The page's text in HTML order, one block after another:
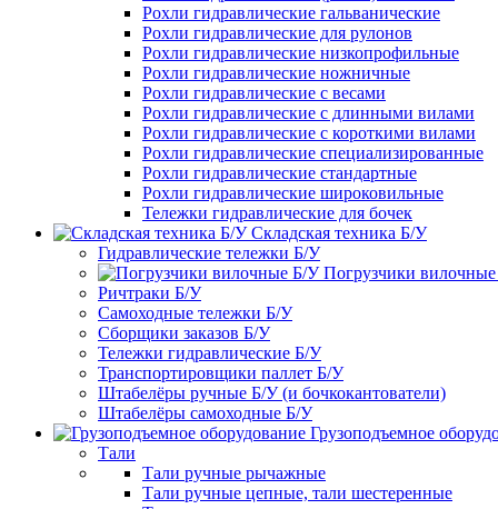
Рохли гидравлические гальванические
Рохли гидравлические для рулонов
Рохли гидравлические низкопрофильные
Рохли гидравлические ножничные
Рохли гидравлические с весами
Рохли гидравлические с длинными вилами
Рохли гидравлические с короткими вилами
Рохли гидравлические специализированные
Рохли гидравлические стандартные
Рохли гидравлические широковильные
Тележки гидравлические для бочек
Складская техника Б/У
Гидравлические тележки Б/У
Погрузчики
Ричтраки Б/У
Самоходные тележки Б/У
Сборщики заказов Б/У
Тележки гидравлические Б/У
Транспортировщики паллет Б/У
Штабелёры ручные Б/У (и бочкокантователи)
Штабелёры самоходные Б/У
Грузоподъемное
Тали
Тали ручные рычажные
Тали ручные цепные, тали шестеренные